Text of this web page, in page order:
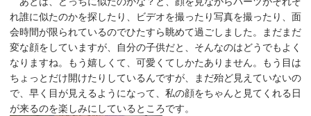
れ誰に似たのかを探したり、ビデオを撮ったり写真を撮ったり、面
会時間が限られているのでひたすら眺めて過ごしました。まだまだ
変な顔をしていますが、自分の子供だと、そんなのはどうでもよく
なりますね。もう嬉しくて、可愛くてしかたありません。もう目は
ちょっとだけ開けたりしているんですが、まだ殆ど見えていないの
で、早く目が見えるようになって、私の顔をちゃんと見てくれる日
が来るのを楽しみにしているところです。